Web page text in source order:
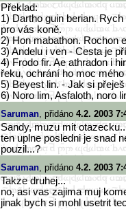
Překlad:
1) Dartho guin berian.
pro vás koně.
2) Hon mabathon. Rochon
3) Andelu i ven - Cesta je
4) Frodo fir. Ae athradon i
řeku, ochrání ho moc mého
5) Beyest lin. - Jak si přeješ
6) Noro lim, Asfaloth, noro
Saruman, přidáno 4.2. 2003
Sandy, muzu mit
ten uplne posledni je snad
pouzil...?
Saruman, přidáno 4.2. 2003
Takze druhej...
no, asi vas zajima muj
jinak bych si mohl usetrit